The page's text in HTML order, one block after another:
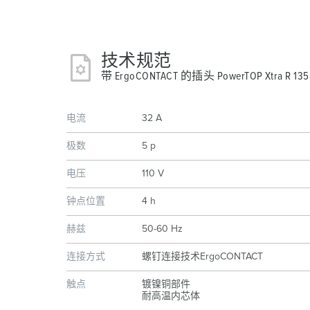
技术规范
带 ErgoCONTACT 的插头 PowerTOP Xtra R
电流 32 A
极数 5 p
电压 110 V
钟点位置 4 h
赫兹 50-60 Hz
连接方式 螺钉连接技术ErgoCONTACT
触点
镀镍铜部件
耐高温内芯体